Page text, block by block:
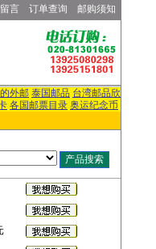
言 订单查询 邮购须知
外邮 泰国邮品 台湾邮品欣
各国邮票目录 奥运纪念币